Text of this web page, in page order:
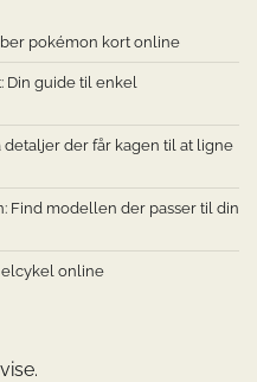
pokémon kort online
Din guide til enkel
detaljer der får kagen til at ligne
modellen der passer til din
elcykel online